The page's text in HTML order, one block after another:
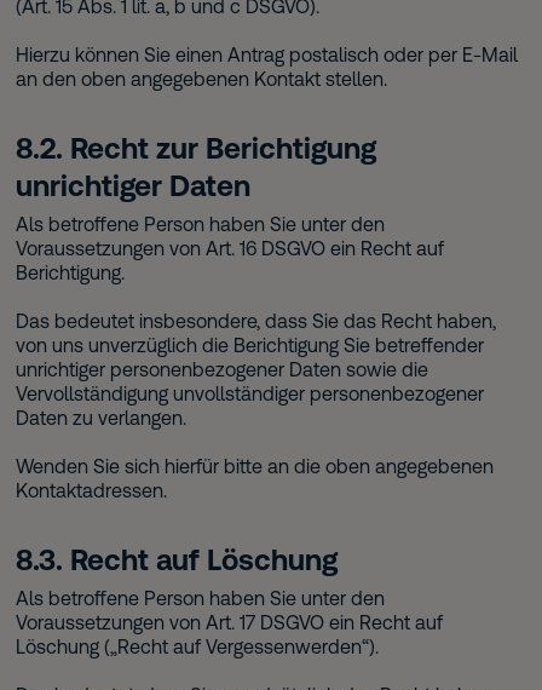
(Art. 15 Abs. 1 lit. a, b und c DSGVO).
Hierzu können Sie einen Antrag postalisch oder per E-Mail
an den oben angegebenen Kontakt stellen.
8.2. Recht zur Berichtigung
unrichtiger Daten
Als betroffene Person haben Sie unter den
Voraussetzungen von Art. 16 DSGVO ein Recht auf
Berichtigung.
Das bedeutet insbesondere, dass Sie das Recht haben,
von uns unverzüglich die Berichtigung Sie betreffender
unrichtiger personenbezogener Daten sowie die
Vervollständigung unvollständiger personenbezogener
Daten zu verlangen.
Wenden Sie sich hierfür bitte an die oben angegebenen
Kontaktadressen.
8.3. Recht auf Löschung
Als betroffene Person haben Sie unter den
Voraussetzungen von Art. 17 DSGVO ein Recht auf
Löschung („Recht auf Vergessenwerden“).